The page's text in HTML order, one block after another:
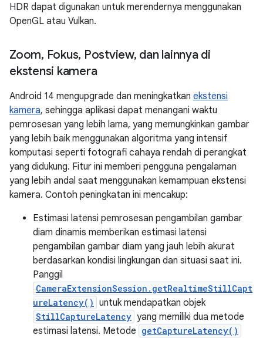
HDR dapat digunakan untuk merendernya menggunakan
OpenGL atau Vulkan.
Zoom, Fokus, Postview, dan lainnya di
ekstensi kamera
Android 14 mengupgrade dan meningkatkan ekstensi
kamera, sehingga aplikasi dapat menangani waktu
pemrosesan yang lebih lama, yang memungkinkan gambar
yang lebih baik menggunakan algoritma yang intensif
komputasi seperti fotografi cahaya rendah di perangkat
yang didukung. Fitur ini memberi pengguna pengalaman
yang lebih andal saat menggunakan kemampuan ekstensi
kamera. Contoh peningkatan ini mencakup:
Estimasi latensi pemrosesan pengambilan gambar
diam dinamis memberikan estimasi latensi
pengambilan gambar diam yang jauh lebih akurat
berdasarkan kondisi lingkungan dan situasi saat ini.
Panggil
CameraExtensionSession.getRealtimeStillCapt
ureLatency() untuk mendapatkan objek
StillCaptureLatency yang memiliki dua metode
estimasi latensi. Metode getCaptureLatency()